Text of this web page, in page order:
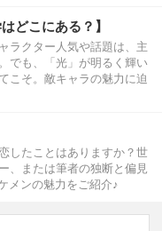
どこにある？】
ラクター人気や話題は、主
でも、「光」が明るく輝い
こそ。敵キャラの魅力に迫
したことはありますか？世
、または筆者の独断と偏見
メンの魅力をご紹介♪